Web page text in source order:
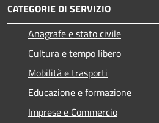
CATEGORIE DI SERVIZIO
Anagrafe e stato civile
Cultura e tempo libero
Mobilità e trasporti
Educazione e formazione
Imprese e Commercio